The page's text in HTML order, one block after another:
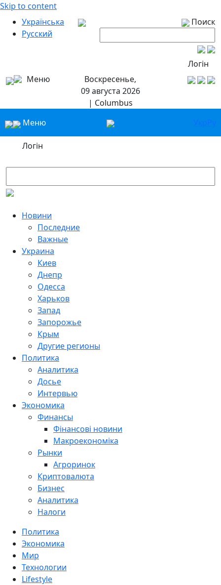
Skip to content
Українська
Русский
Поиск
Логін
Меню
Воскресенье,
09 августа 2026
| Columbus
Меню
УкрРу
Логін
Новини
Последние
Важные
Украина
Киев
Днепр
Одесса
Харьков
Запад
Запорожье
Крым
Другие регионы
Политика
Аналитика
Досье
Интервью
Экономика
Финансы
Фінансові новини
Макроекономіка
Рынки
Агроринок
Криптовалюта
Бизнес
Аналитика
Налоги
Политика
Экономика
Мир
Технологии
Lifestyle